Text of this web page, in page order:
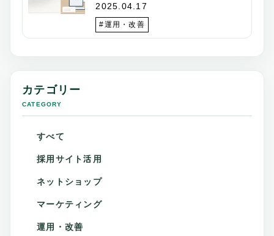
2025.04.17
#運用・改善
カテゴリー
CATEGORY
すべて
採用サイト活用
ネットショップ
マーケティング
運用・改善